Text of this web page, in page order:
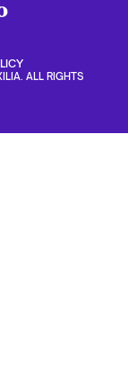
ALL RIGHTS